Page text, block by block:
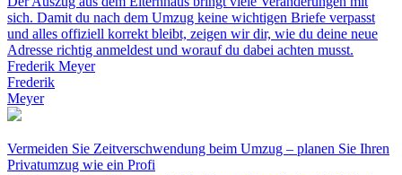
sich. Damit du nach dem Umzug keine wichtigen Briefe verpasst
und alles offiziell korrekt bleibt, zeigen wir dir, wie du deine neue
Adresse richtig anmeldest und worauf du dabei achten musst.
Frederik Meyer
Frederik
Meyer
Vermeiden Sie Zeitverschwendung beim Umzug – planen Sie Ihren
Privatumzug wie ein Profi